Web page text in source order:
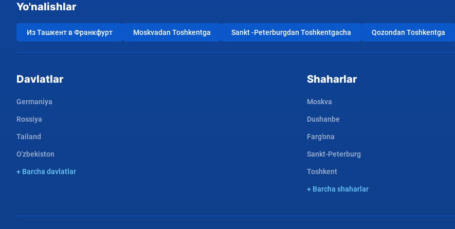
Yo'nalishlar
Из Ташкент в Франкфурт Moskvadan Toshkentga Sankt -Peterburgdan Toshkentgacha Qozondan Toshkentga
Davlatlar
Germaniya
Rossiya
Tailand
O'zbekiston
+ Barcha davlatlar
Shaharlar
Moskva
Dushanbe
Farg'ona
Sankt-Peterburg
Toshkent
+ Barcha shaharlar